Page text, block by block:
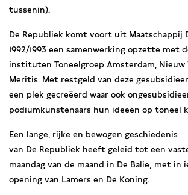
tussenin).
De Republiek komt voort uit Maatschappij
1992/1993 een samenwerking opzette met
instituten Toneelgroep Amsterdam, Nieuw
Meritis. Met restgeld van deze
een plek gecreëerd waar ook
podiumkunstenaars hun ideeën op toneel
Een lange, rijke en bewogen geschiedenis
van De Republiek heeft geleid tot een
maandag van de maand in De Balie; met in
opening van Lamers en De Koning.